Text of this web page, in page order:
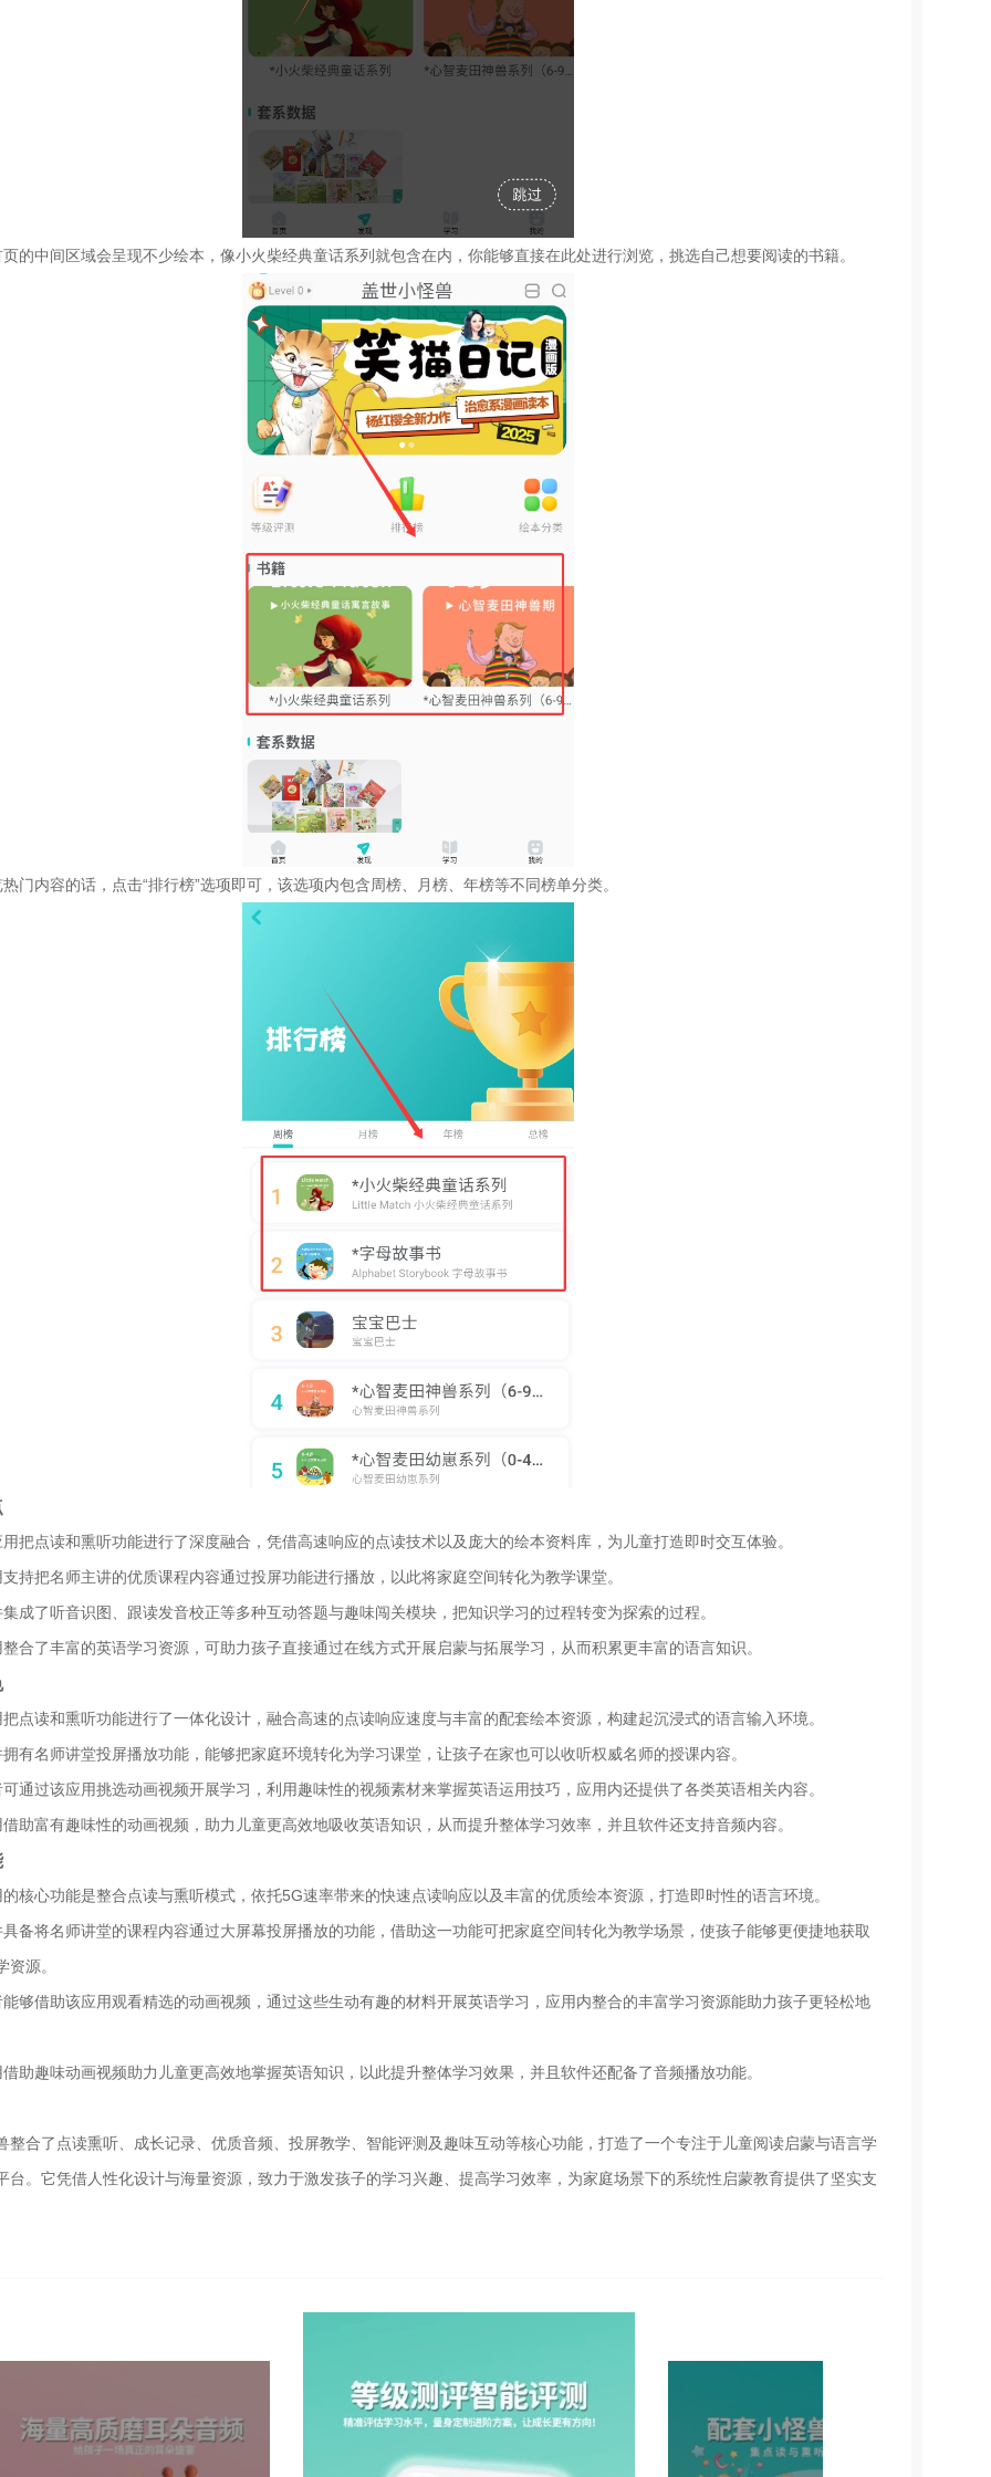
的中间区域会呈现不少绘本，像小火柴经典童话系列就包含在内，你能够直接在此处进行浏览，挑选自己想要阅读的书籍。
门内容的话，点击“排行榜”选项即可，该选项内包含周榜、月榜、年榜等不同榜单分类。
把点读和熏听功能进行了深度融合，凭借高速响应的点读技术以及庞大的绘本资料库，为儿童打造即时交互体验。
持把名师主讲的优质课程内容通过投屏功能进行播放，以此将家庭空间转化为教学课堂。
成了听音识图、跟读发音校正等多种互动答题与趣味闯关模块，把知识学习的过程转变为探索的过程。
合了丰富的英语学习资源，可助力孩子直接通过在线方式开展启蒙与拓展学习，从而积累更丰富的语言知识。
点读和熏听功能进行了一体化设计，融合高速的点读响应速度与丰富的配套绘本资源，构建起沉浸式的语言输入环境。
有名师讲堂投屏播放功能，能够把家庭环境转化为学习课堂，让孩子在家也可以收听权威名师的授课内容。
通过该应用挑选动画视频开展学习，利用趣味性的视频素材来掌握英语运用技巧，应用内还提供了各类英语相关内容。
助富有趣味性的动画视频，助力儿童更高效地吸收英语知识，从而提升整体学习效率，并且软件还支持音频内容。
核心功能是整合点读与熏听模式，依托5G速率带来的快速点读响应以及丰富的优质绘本资源，打造即时性的语言环境。
备将名师讲堂的课程内容通过大屏幕投屏播放的功能，借助这一功能可把家庭空间转化为教学场景，使孩子能够更便捷地获取
资源。
够借助该应用观看精选的动画视频，通过这些生动有趣的材料开展英语学习，应用内整合的丰富学习资源能助力孩子更轻松地
助趣味动画视频助力儿童更高效地掌握英语知识，以此提升整体学习效果，并且软件还配备了音频播放功能。
整合了点读熏听、成长记录、优质音频、投屏教学、智能评测及趣味互动等核心功能，打造了一个专注于儿童阅读启蒙与语言学
台。它凭借人性化设计与海量资源，致力于激发孩子的学习兴趣、提高学习效率，为家庭场景下的系统性启蒙教育提供了坚实支